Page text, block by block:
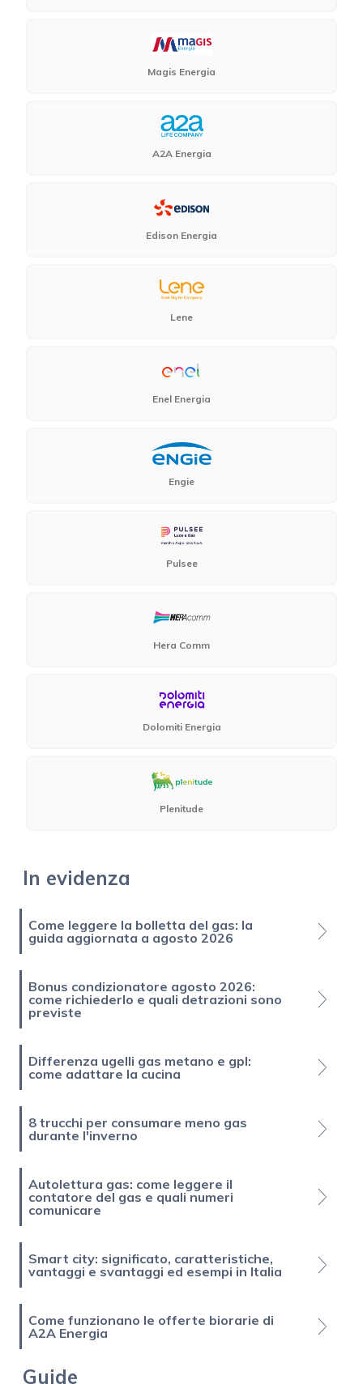
Magis Energia
A2A Energia
Edison Energia
Lene
Enel Energia
Engie
Pulsee
Hera Comm
Dolomiti Energia
Plenitude
In evidenza
Come leggere la bolletta del gas: la
guida aggiornata a agosto 2026
Bonus condizionatore agosto 2026:
come richiederlo e quali detrazioni sono
previste
Differenza ugelli gas metano e gpl:
come adattare la cucina
8 trucchi per consumare meno gas
durante l'inverno
Autolettura gas: come leggere il
contatore del gas e quali numeri
comunicare
Smart city: significato, caratteristiche,
vantaggi e svantaggi ed esempi in Italia
Come funzionano le offerte biorarie di
A2A Energia
Guide